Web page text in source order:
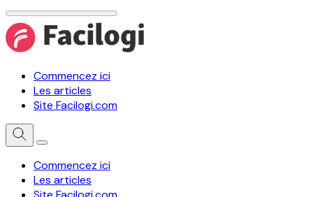
Commencez ici
Les articles
Site Facilogi.com
Commencez ici
Les articles